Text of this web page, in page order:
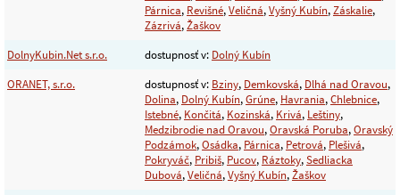
Párnica, Revišné,Veličná,Vyšný Kubín,Záskalie,
Zázrivá,Žaškov
DolnyKubin.Net s.r.o.
dostupnosť v: Dolný Kubín
ORANET, s.r.o.
dostupnosť v: Bziny, Demkovská, Dlhá nad Oravou,
Dolina, Dolný Kubín,Grúne, Havrania,Chlebnice,
Istebné, Končitá, Kozinská, Krivá, Leštiny,
Medzibrodie nad Oravou,Oravská Poruba,Oravský
Podzámok,Osádka, Párnica, Petrová, Plešivá,
Pokryváč, Pribiš, Pucov, Ráztoky,Sedliacka
Dubová,Veličná,Vyšný Kubín,Žaškov